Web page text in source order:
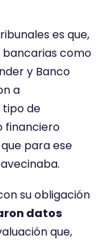
es que,
como
y Banco
a
de
financiero
para ese
su obligación
datos
que,